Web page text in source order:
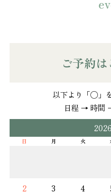
ご予約
以下より「◯」
日程 → 時間
日 月 火
2
3
4